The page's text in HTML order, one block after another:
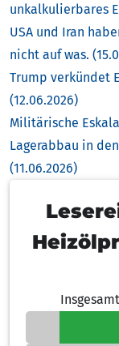
unkalkulierbares
USA und Iran
nicht auf was.
Trump verkündet
(12.06.2026)
Militärische
Lagerabbau in
(11.06.2026)